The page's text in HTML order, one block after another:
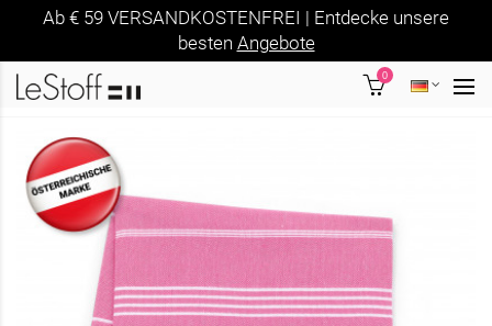
Ab € 59 VERSANDKOSTENFREI | Entdecke unsere
besten Angebote
0